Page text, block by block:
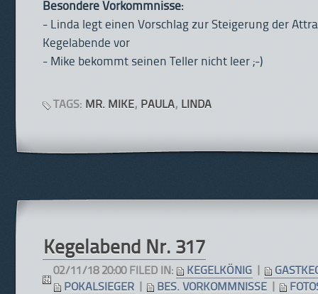
Besondere Vorkommnisse:
- Linda legt einen Vorschlag zur Steigerung der
Kegelabende vor
- Mike bekommt seinen Teller nicht leer ;-)
TAGS: MR. MIKE, PAULA, LINDA
Kegelabend Nr. 317
02/11/18 20:00 FILED IN: KEGELKÖNIG
POKALSIEGER
BES. VORKOMMNISSE